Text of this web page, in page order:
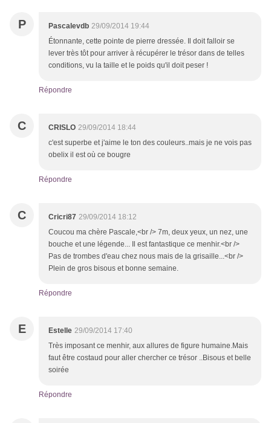
P Pascalevdb 29/09/2014 19:44
Étonnante, cette pointe de pierre dressée. Il doit falloir se
lever très tôt pour arriver à récupérer le trésor dans de telles
conditions, vu la taille et le poids qu'il doit peser !
Répondre
C CRISLO 29/09/2014 18:44
c'est superbe et j'aime le ton des couleurs..mais je ne vois pas
obelix il est où ce bougre
Répondre
C Cricri87 29/09/2014 18:12
Coucou ma chère Pascale,<br /> 7m, deux yeux, un nez, une
bouche et une légende... Il est fantastique ce menhir.<br />
Pas de trombes d'eau chez nous mais de la grisaille...<br />
Plein de gros bisous et bonne semaine.
Répondre
E Estelle 29/09/2014 17:40
Très imposant ce menhir, aux allures de figure humaine.Mais
faut être costaud pour aller chercher ce trésor ..Bisous et belle
soirée
Répondre